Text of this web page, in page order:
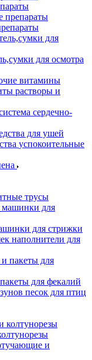
для осмотра
витамины
растворы и
сердечно-
для ушей
успокоительные
трусы
для стрижки
наполнители для
для фекалий
песок для птиц